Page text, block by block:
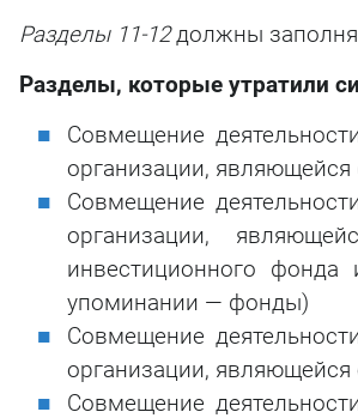
Разделы 11-12должны
Разделы, которые утратили
Совмещение
организации,
Совмещение
организации,
инвестиционного фонда
упоминании — фонды)
Совмещение
организации,
Совмещение